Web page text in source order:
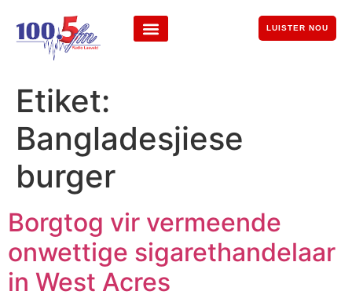
LUISTER NOU
Etiket:
Bangladesjiese
burger
Borgtog vir vermeende
onwettige sigarethandelaar
in West Acres